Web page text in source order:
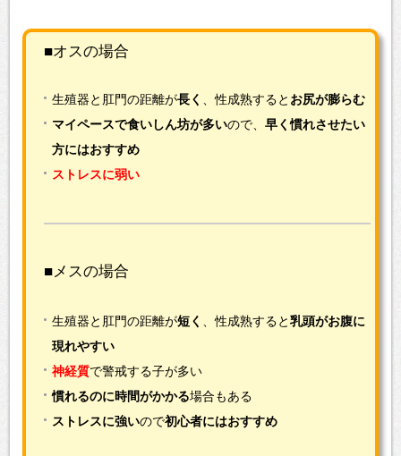
■オスの場合
生殖器と肛門の距離が長く 、性成熟すると お尻が膨らむ
マイペースで食いしん坊が多いので、 早く慣れさせたい
方にはおすすめ
ストレスに弱い
■メスの場合
生殖器と肛門の距離が短く 、性成熟すると乳頭がお腹に
現れやすい
神経質で警戒する子が多い
慣れるのに時間がかかる場合もある
ストレスに強いので初心者にはおすすめ